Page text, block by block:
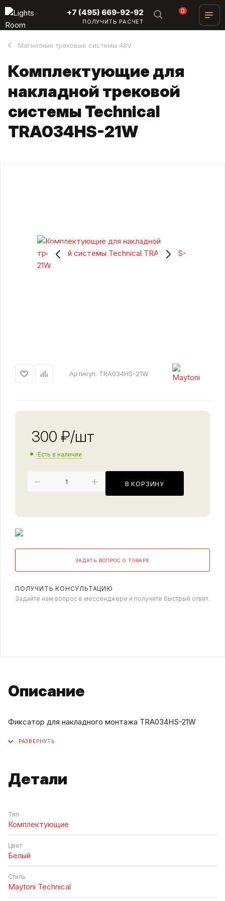
0
+7 (495) 669-92-92
ПОЛУЧИТЬ РАСЧЕТ
Магнитные трековые системы 48V
Комплектующие для
накладной трековой
системы Technical
TRA034HS-21W
Артикул: TRA034HS-21W
300 ₽/шт
Есть в наличии
В КОРЗИНУ
ЗАДАТЬ ВОПРОС О ТОВАРЕ
ПОЛУЧИТЬ КОНСУЛЬТАЦИЮ
Задайте нам вопрос в мессенджере и получите быстрый ответ.
Описание
Фиксатор для накладного монтажа TRA034HS-21W
Детали
Тип
Комплектующие
Цвет
Белый
Стиль
Maytoni Technical